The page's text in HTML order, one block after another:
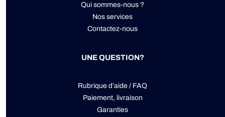
Qui sommes-nous ?
Nos services
Contactez-nous
UNE QUESTION?
Rubrique d’aide / FAQ
Paiement, livraison
Garanties